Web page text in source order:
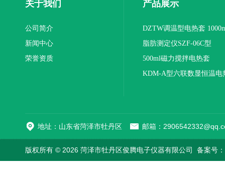
关于我们
公司简介
新闻中心
荣誉资质
产品展示
DZTW调温型电热套
联
脂肪测定仪SZF-06C型
500ml磁力搅拌电热套
KDM-A型六联数显恒温电
地址：山东省菏泽市牡丹区 邮箱：
版权所有 © 2026 菏泽市牡丹区俊腾电子仪器有限公司 备案号